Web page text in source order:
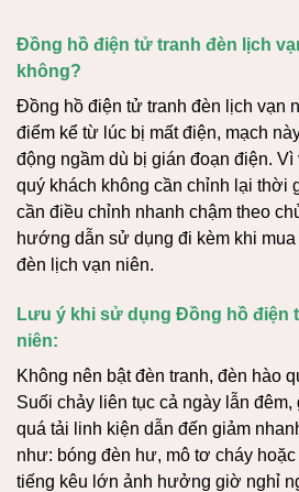
Đồng hồ điện tử tranh đèn lịch
không?
Đồng hồ điện tử tranh đèn lịch vạn
điểm kể từ lúc bị mất điện, mạch
động ngầm dù bị gián đoạn điện.
quý khách không cần chỉnh lại thời
cần điều chỉnh nhanh chậm theo
hướng dẫn sử dụng đi kèm khi
đèn lịch vạn niên.
Lưu ý khi sử dụng Đồng hồ điện
niên:
Không nên bật đèn tranh, đèn hào
Suối chảy liên tục cả ngày lẫn
quá tải linh kiện dẫn đến giảm
như: bóng đèn hư, mô tơ cháy hoặc
tiếng kêu lớn ảnh hưởng giờ nghỉ